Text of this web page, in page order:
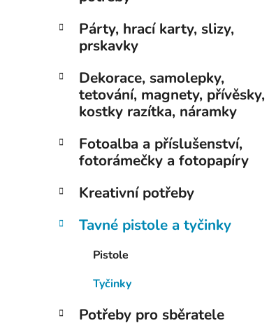
Párty, hrací karty, slizy,
prskavky
Dekorace, samolepky,
tetování, magnety, přívěsky,
kostky razítka, náramky
Fotoalba a příslušenství,
fotorámečky a fotopapíry
Kreativní potřeby
Tavné pistole a tyčinky
Pistole
Tyčinky
Potřeby pro sběratele